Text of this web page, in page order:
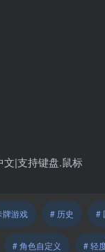
文|支持键盘.鼠标
牌游戏 # 历史 #
# 角色自定义 # 轻